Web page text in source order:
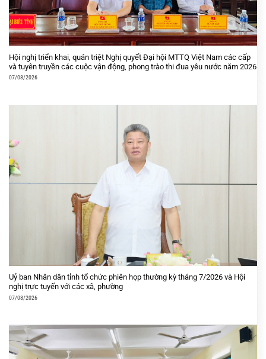
Hội nghị triển khai, quán triệt Nghị quyết Đại hội MTTQ Việt Nam các cấp
và tuyên truyền các cuộc vận động, phong trào thi đua yêu nước năm 2026
07/08/2026
Uỷ ban Nhân dân tỉnh tổ chức phiên họp thường kỳ tháng 7/2026 và Hội
nghị trực tuyến với các xã, phường
07/08/2026